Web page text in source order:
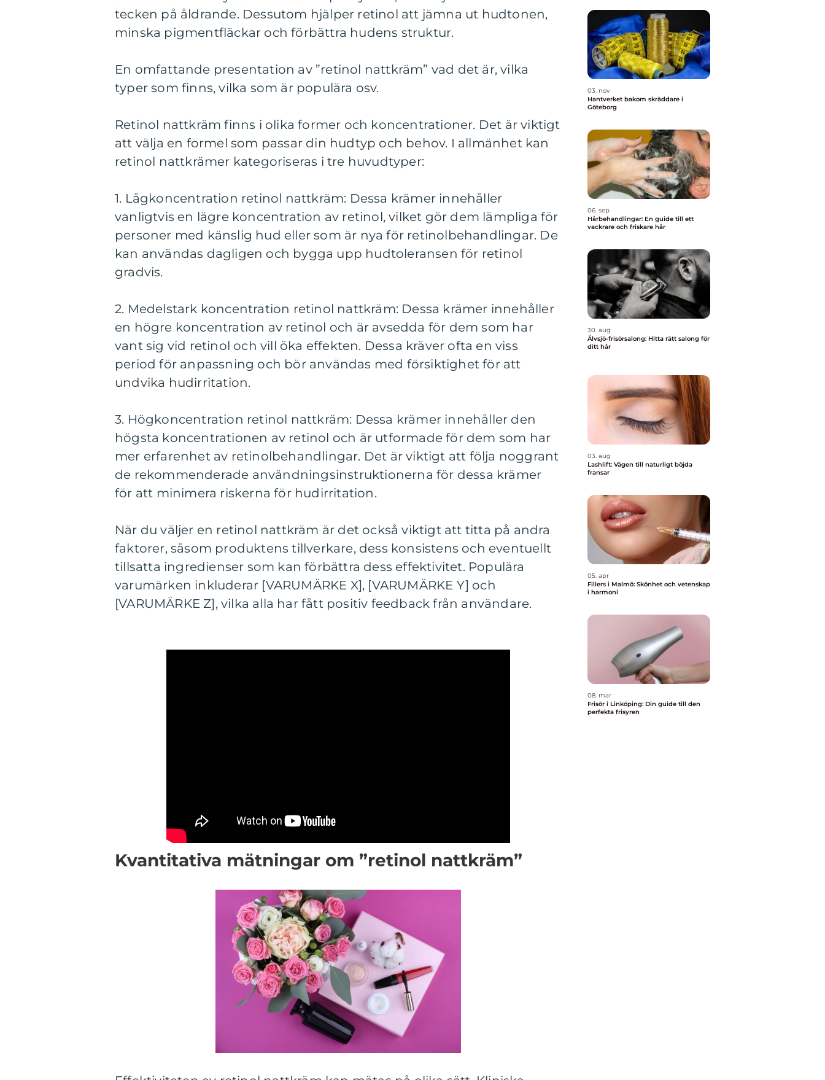
tecken på åldrande. Dessutom hjälper retinol att jämna ut hudtonen,
minska pigmentfläckar och förbättra hudens struktur.
En omfattande presentation av ”retinol nattkräm” vad det är, vilka
typer som finns, vilka som är populära osv.
Retinol nattkräm finns i olika former och koncentrationer. Det är viktigt
att välja en formel som passar din hudtyp och behov. I allmänhet kan
retinol nattkrämer kategoriseras i tre huvudtyper:
1. Lågkoncentration retinol nattkräm: Dessa krämer innehåller
vanligtvis en lägre koncentration av retinol, vilket gör dem lämpliga för
personer med känslig hud eller som är nya för retinolbehandlingar. De
kan användas dagligen och bygga upp hudtoleransen för retinol
gradvis.
2. Medelstark koncentration retinol nattkräm: Dessa krämer innehåller
en högre koncentration av retinol och är avsedda för dem som har
vant sig vid retinol och vill öka effekten. Dessa kräver ofta en viss
period för anpassning och bör användas med försiktighet för att
undvika hudirritation.
3. Högkoncentration retinol nattkräm: Dessa krämer innehåller den
högsta koncentrationen av retinol och är utformade för dem som har
mer erfarenhet av retinolbehandlingar. Det är viktigt att följa noggrant
de rekommenderade användningsinstruktionerna för dessa krämer
för att minimera riskerna för hudirritation.
När du väljer en retinol nattkräm är det också viktigt att titta på andra
faktorer, såsom produktens tillverkare, dess konsistens och eventuellt
tillsatta ingredienser som kan förbättra dess effektivitet. Populära
varumärken inkluderar [VARUMÄRKE X], [VARUMÄRKE Y] och
[VARUMÄRKE Z], vilka alla har fått positiv feedback från användare.
Kvantitativa mätningar om ”retinol nattkräm”
03. nov
Hantverket bakom skräddare i
Göteborg
06. sep
Hårbehandlingar: En guide till ett
vackrare och friskare hår
30. aug
Älvsjö-frisörsalong: Hitta rätt salong för
ditt hår
03. aug
Lashlift: Vägen till naturligt böjda
fransar
05. apr
Fillers i Malmö: Skönhet och vetenskap
i harmoni
08. mar
Frisör i Linköping: Din guide till den
perfekta frisyren